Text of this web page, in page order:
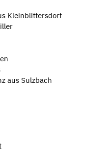
Kleinblittersdorf
aus Sulzbach